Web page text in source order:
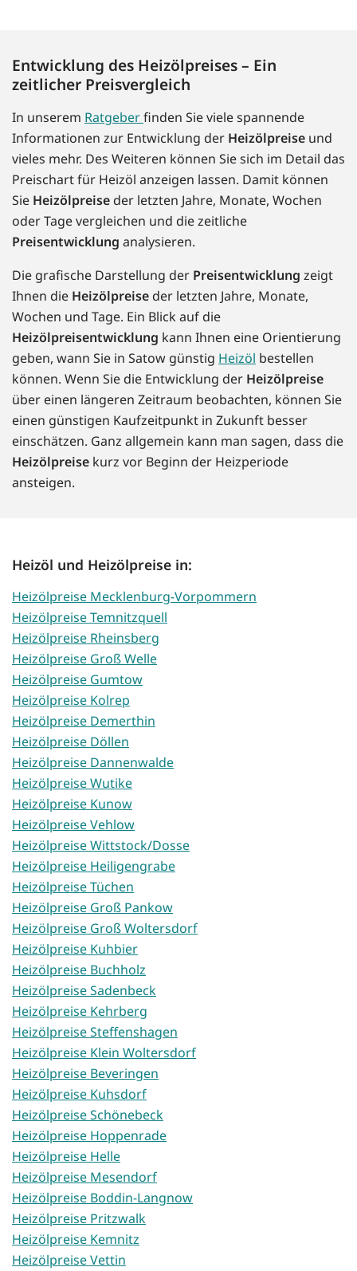
Entwicklung des Heizölpreises – Ein
zeitlicher Preisvergleich
In unserem Ratgeberfinden Sie viele spannende
Informationen zur Entwicklung der Heizölpreise und
vieles mehr. Des Weiteren können Sie sich im Detail das
Preischart für Heizöl anzeigen lassen. Damit können
Sie Heizölpreise der letzten Jahre, Monate, Wochen
oder Tage vergleichen und die zeitliche
Preisentwicklung analysieren.
Die grafische Darstellung der Preisentwicklung zeigt
Ihnen die Heizölpreise der letzten Jahre, Monate,
Wochen und Tage. Ein Blick auf die
Heizölpreisentwicklung kann Ihnen eine Orientierung
geben, wann Sie in Satow günstig Heizöl bestellen
können. Wenn Sie die Entwicklung der Heizölpreise
über einen längeren Zeitraum beobachten, können Sie
einen günstigen Kaufzeitpunkt in Zukunft besser
einschätzen. Ganz allgemein kann man sagen, dass die
Heizölpreise kurz vor Beginn der Heizperiode
ansteigen.
Heizöl und Heizölpreise in:
Heizölpreise Mecklenburg-Vorpommern
Heizölpreise Temnitzquell
Heizölpreise Rheinsberg
Heizölpreise Groß Welle
Heizölpreise Gumtow
Heizölpreise Kolrep
Heizölpreise Demerthin
Heizölpreise Döllen
Heizölpreise Dannenwalde
Heizölpreise Wutike
Heizölpreise Kunow
Heizölpreise Vehlow
Heizölpreise Wittstock/Dosse
Heizölpreise Heiligengrabe
Heizölpreise Tüchen
Heizölpreise Groß Pankow
Heizölpreise Groß Woltersdorf
Heizölpreise Kuhbier
Heizölpreise Buchholz
Heizölpreise Sadenbeck
Heizölpreise Kehrberg
Heizölpreise Steffenshagen
Heizölpreise Klein Woltersdorf
Heizölpreise Beveringen
Heizölpreise Kuhsdorf
Heizölpreise Schönebeck
Heizölpreise Hoppenrade
Heizölpreise Helle
Heizölpreise Mesendorf
Heizölpreise Boddin-Langnow
Heizölpreise Pritzwalk
Heizölpreise Kemnitz
Heizölpreise Vettin